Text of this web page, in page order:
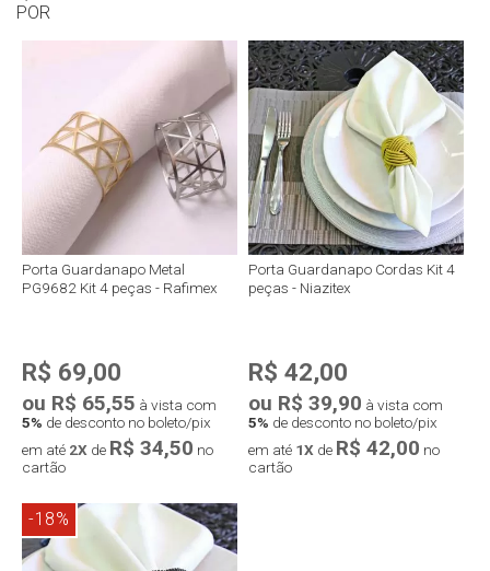
POR
Porta Guardanapo Metal
PG9682 Kit 4 peças - Rafimex
R$ 69,00
ou R$ 65,55 à vista com
5% de desconto no boleto/pix
em até 2X de R$ 34,50 no
cartão
Porta Guardanapo Cordas Kit 4
peças - Niazitex
R$ 42,00
ou R$ 39,90 à vista com
5% de desconto no boleto/pix
em até 1X de R$ 42,00 no
cartão
-18%